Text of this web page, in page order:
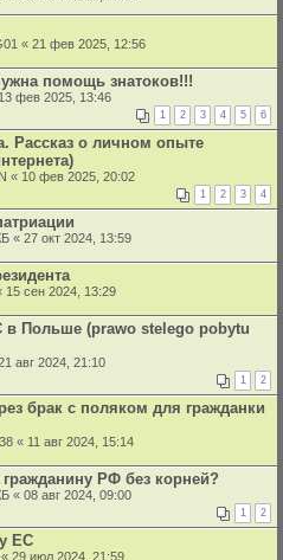
« 21 фев 2025, 12:56
помощь знатоков!!!
13 фев 2025, 13:46
1 2 3 4 5 6
Рассказ о личном опыте
« 10 фев 2025, 20:02
1 2 3 4
« 27 окт 2024, 13:59
15 сен 2024, 13:29
Польше (prawo stelego pobytu
авг 2024, 21:10
1 2
брак с поляком для гражданки
« 11 авг 2024, 15:14
РФ без корней?
« 08 авг 2024, 09:00
1 2
ЕС
« 29 июл 2024, 21:59